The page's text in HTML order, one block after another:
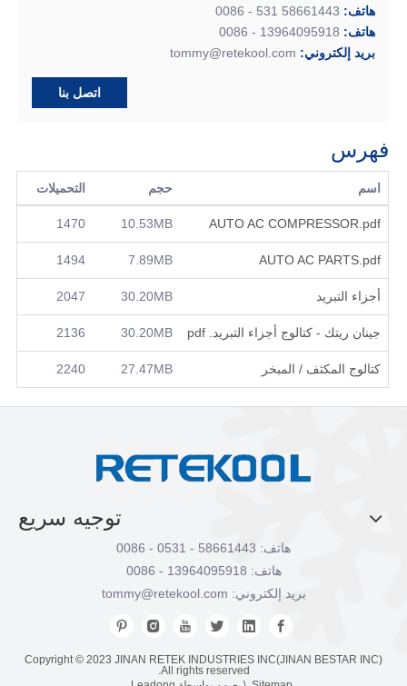
هاتف:
هاتف:
بريد إلكتروني: tommy@retekool.com
اتصل بنا
فهرس
اسم حجم التحميلات
AUTO AC COMPRESSOR.pdf
10.53MB
1470
AUTO AC PARTS.pdf
7.89MB
1494
أجزاء التبريد 30.20MB
2047
جينان ريتك - كتالوج أجزاء التبريد. pdf 30.20MB
2136
كتالوج المكثف / المبخر 27.47MB
2240
توجيه سريع
هاتف: 58661443 - 0531 - 0086
هاتف: 13964095918 - 0086
بريد إلكتروني: tommy@retekool.com
Copyright © 2023 JINAN RETEK INDUSTRIES INC(JINAN BESTAR INC)
All rights reserved.